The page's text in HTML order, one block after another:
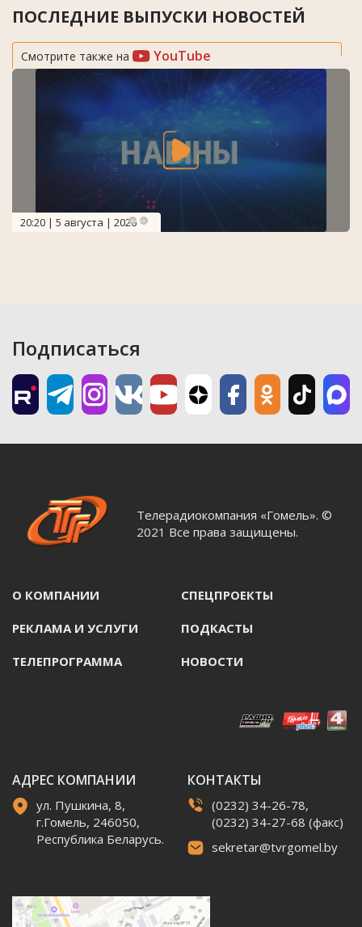
ПОСЛЕДНИЕ ВЫПУСКИ НОВОСТЕЙ
Смотрите также на YouTube
20:20 | 5 августа | 2026
Подписаться
Телерадиокомпания «Гомель». ©
2021 Все права защищены.
О КОМПАНИИ СПЕЦПРОЕКТЫ
РЕКЛАМА И УСЛУГИ ПОДКАСТЫ
ТЕЛЕПРОГРАММА НОВОСТИ
АДРЕС КОМПАНИИ
ул. Пушкина, 8,
г.Гомель, 246050,
Республика Беларусь.
КОНТАКТЫ
(0232) 34-26-78,
(0232) 34-27-68 (факс)
sekretar@tvrgomel.by